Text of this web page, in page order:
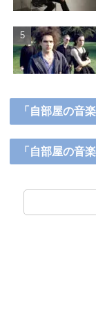
「自部屋の音
「自部屋の音